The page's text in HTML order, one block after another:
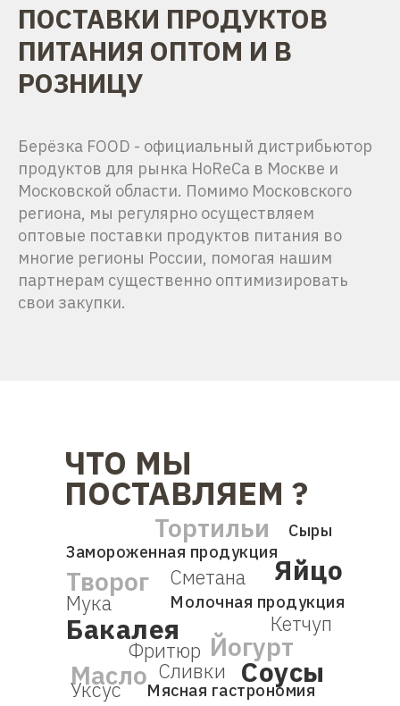
ПОСТАВКИ ПРОДУКТОВ
ПИТАНИЯ ОПТОМ И В
РОЗНИЦУ
Берёзка FOOD - официальный дистрибьютор
продуктов для рынка HoReCa в Москве и
Московской области. Помимо Московского
региона, мы регулярно осуществляем
оптовые поставки продуктов питания во
многие регионы России, помогая нашим
партнерам существенно оптимизировать
свои закупки.
ЧТО МЫ
ПОСТАВЛЯЕМ ?
Мясная гастрономия
Яйцо
Молочная продукция
Сыры
Соусы
Бакалея
Замороженная продукция
Творог
Масло
Тортильи
Йогурт
Фритюр
Кетчуп
Сметана
Мука
Уксус
Сливки